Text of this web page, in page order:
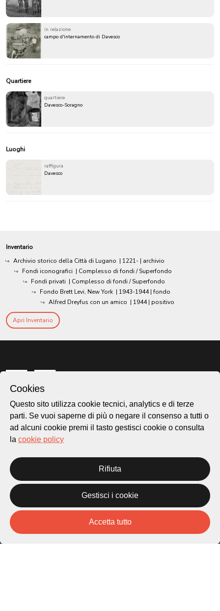
in relazione
campo d'internamento di Davesco
Quartiere
quartiere
Davesco-Soragno
Luoghi
raffigura
Davesco
Inventario
Archivio storico della Città di Lugano | 1221- | archivio
Fondi iconografici | Complesso di fondi / Superfondo
Fondi privati | Complesso di fondi / Superfondo
Fondo Brett Levi, New York | 1943-1944 | fondo
Alfred Dreyfus con un amico | 1944 | positivo
Apri Inventario
Piazza Carlo Cattaneo 1
6976 Castagnola
Archivio Lugano © 2026
Cookies
Questo sito utilizza cookie tecnici, analytics e di terze
parti. Se vuoi saperne di più o negare il consenso a tutti o
ad alcuni cookie premi il tasto gestisci cookie o consulta
la cookie policy
Rifiuta
Gestisci i cookie
Accetta tutto